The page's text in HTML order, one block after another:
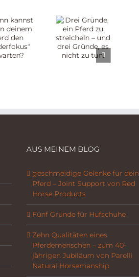
ein Pferd
zu
streicheln
AUS MEINEM BLOG
geschmeidige Gelenke für dein
Pferd – Joint Support von Red
Horse Products
Fünf Gründe für Hufschuhe
Zehn Qualitäten eines
Pferdemenschen – zum 40-
jährigen Jubiläum von Parelli
Natural Horsemanship